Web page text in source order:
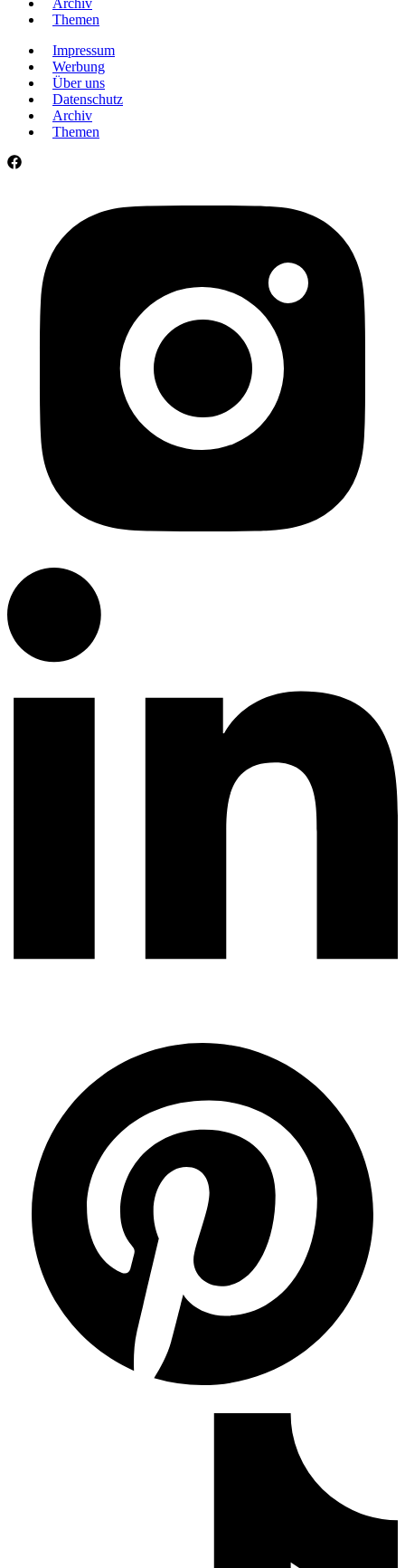
Archiv
Themen
Impressum
Werbung
Über uns
Datenschutz
Archiv
Themen